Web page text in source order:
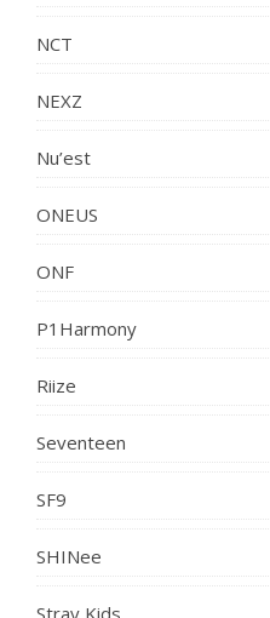
NCT
NEXZ
Nu’est
ONEUS
ONF
P1Harmony
Riize
Seventeen
SF9
SHINee
Stray Kids